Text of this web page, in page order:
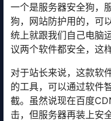
一个是服务器安全狗，
狗，网站防护用的，可
统上就跟我们自己电脑
议两个软件都安全，这
对于站长来说，这款软
的工具，可以通过软件
截。虽然说现在百度
击，但服务器再装上安